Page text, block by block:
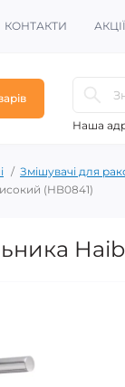
КОНТАКТИ АКЦІЇ
Наша
Змішувачі для
(HB0841)